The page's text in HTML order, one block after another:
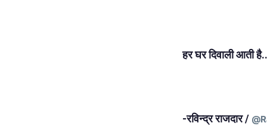
हर घर दिवाली आती
-रविन्द्र राजदार /